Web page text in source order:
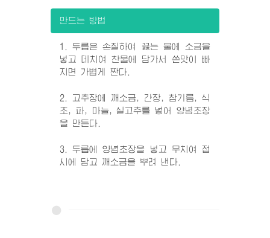
만드는 방법
1. 두릅은 손질하여 끓는 물에 소금을
넣고 데치여 찬물에 담가서 쓴맛이 빠
지면 가볍게 짠다.
2. 고추장에 깨소금, 간장, 참기름, 식
초, 파, 마늘, 실고추를 넣어 양념초장
을 만든다.
3. 두릅에 양념초장을 넣고 무치여 접
시에 담고 깨소금을 뿌려 낸다.